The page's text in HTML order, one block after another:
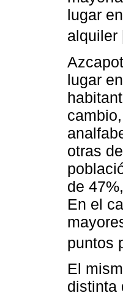
lugar
alquiler
lugar
otras
de
En el
puntos
El
distinta